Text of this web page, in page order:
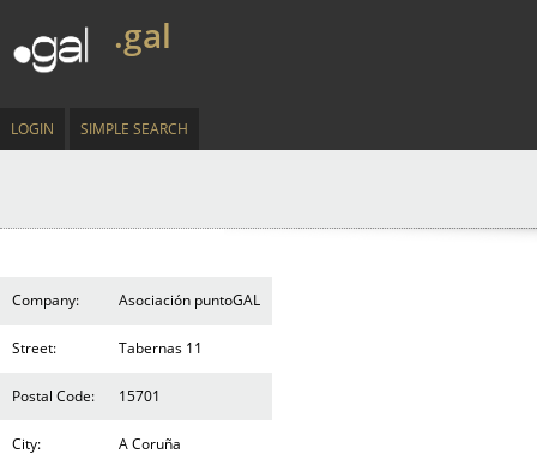
.gal
LOGIN SIMPLE SEARCH
Company: Asociación puntoGAL
Street: Tabernas 11
Postal Code: 15701
City: A Coruña